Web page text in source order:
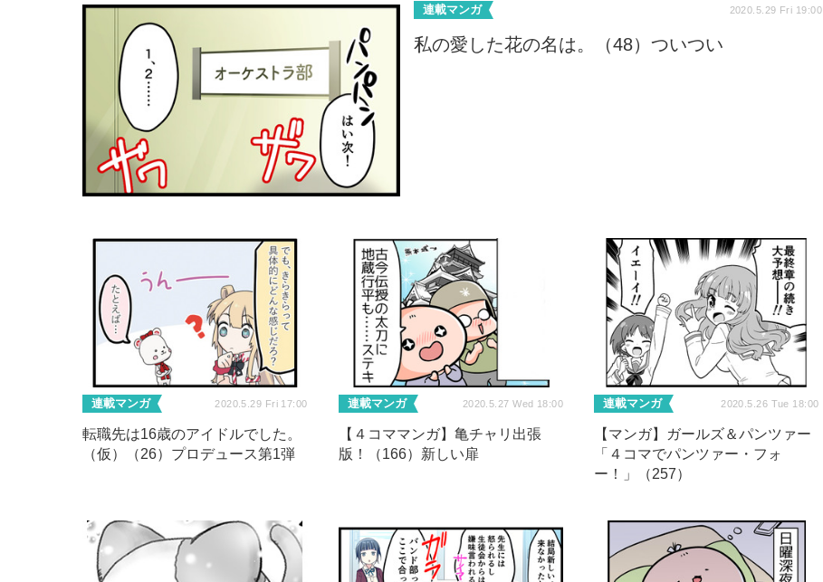
連載マンガ 2020.5.29 Fri 19:00
私の愛した花の名は。（48）ついつい
連載マンガ 2020.5.29 Fri 17:00
転職先は16歳のアイドルでした。
（仮）（26）プロデュース第1弾
連載マンガ 2020.5.27 Wed 18:00
【４コママンガ】亀チャリ出張
版！（166）新しい扉
連載マンガ 2020.5.26 Tue 18:00
【マンガ】ガールズ＆パンツァー
「４コマでパンツァー・フォ
ー！」（257）